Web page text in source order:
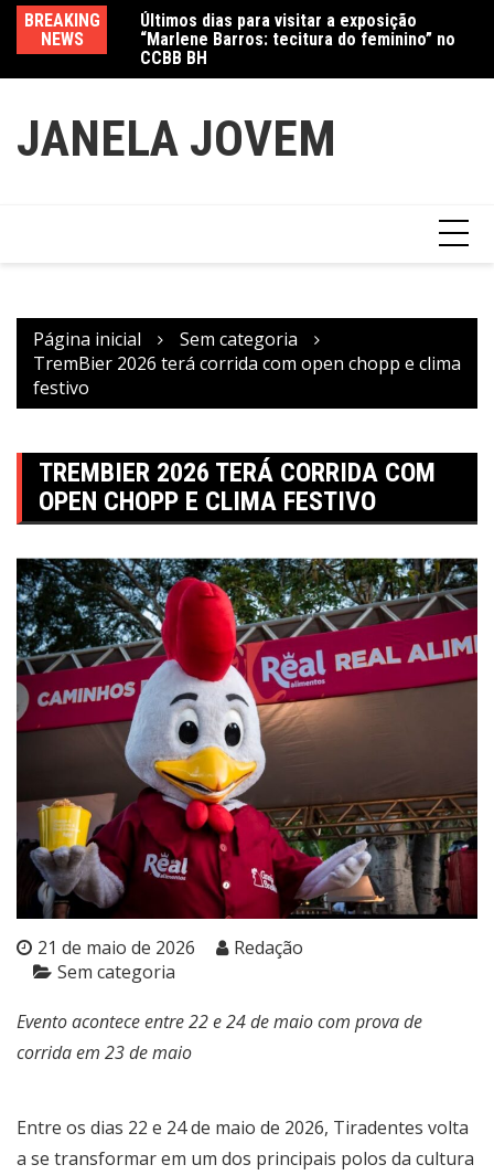
conteúdo
BREAKING
NEWS
“Marlene Barros: tecitura do feminino” no
CCBB BH
Amanda Mangili transforma beleza e
inclusão em conexão real nas redes
JANELA JOVEM
Página inicial
Sem categoria
TremBier 2026 terá corrida com open chopp e clima
festivo
TREMBIER 2026 TERÁ CORRIDA COM
OPEN CHOPP E CLIMA FESTIVO
21 de maio de 2026
Redação
Sem categoria
Evento acontece entre 22 e 24 de maio com prova de
corrida em 23 de maio
Entre os dias 22 e 24 de maio de 2026, Tiradentes volta
a se transformar em um dos principais polos da cultura